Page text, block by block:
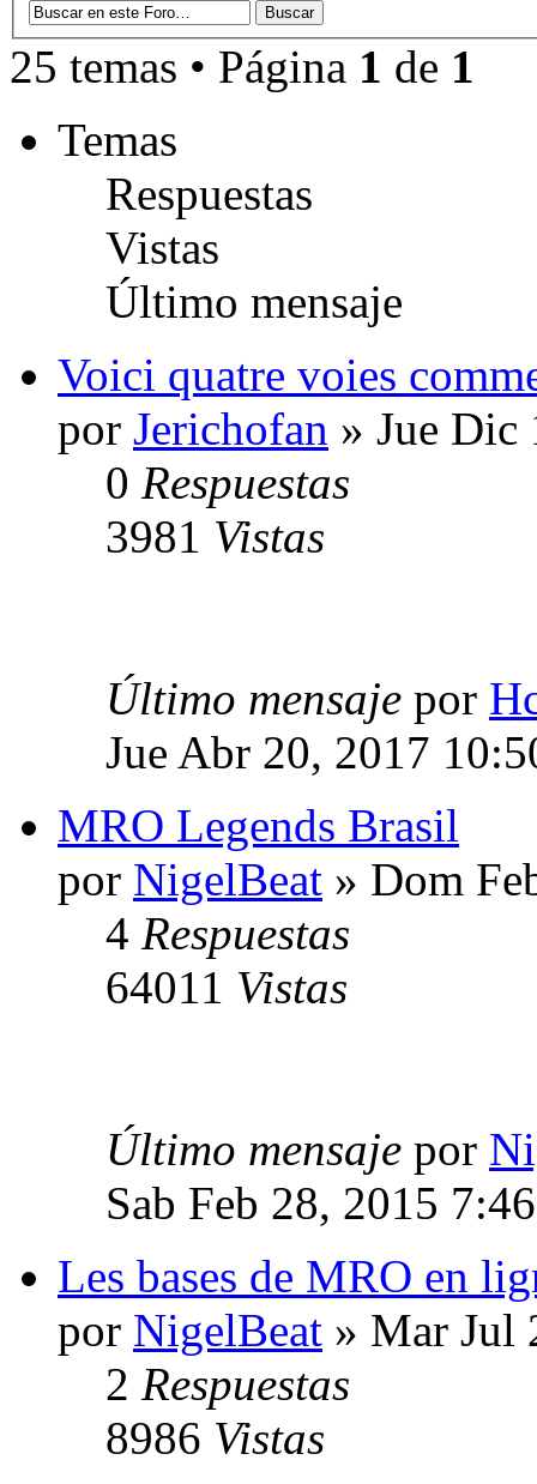
25 temas • Página 1 de 1
Temas
Respuestas
Vistas
Último mensaje
Voici quatre voies
por Jerichofan » Jue Dic
0 Respuestas
3981 Vistas
Último mensaje por
Jue Abr 20, 2017
MRO Legends Brasil
por NigelBeat » Dom
4 Respuestas
64011 Vistas
Último mensaje por
Sab Feb 28, 2015
Les bases de MRO en
por NigelBeat » Mar Jul
2 Respuestas
8986 Vistas